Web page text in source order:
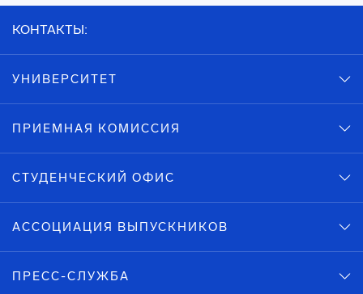
КОНТАКТЫ:
УНИВЕРСИТЕТ
ПРИЕМНАЯ КОМИССИЯ
СТУДЕНЧЕСКИЙ ОФИС
АССОЦИАЦИЯ ВЫПУСКНИКОВ
ПРЕСС-СЛУЖБА